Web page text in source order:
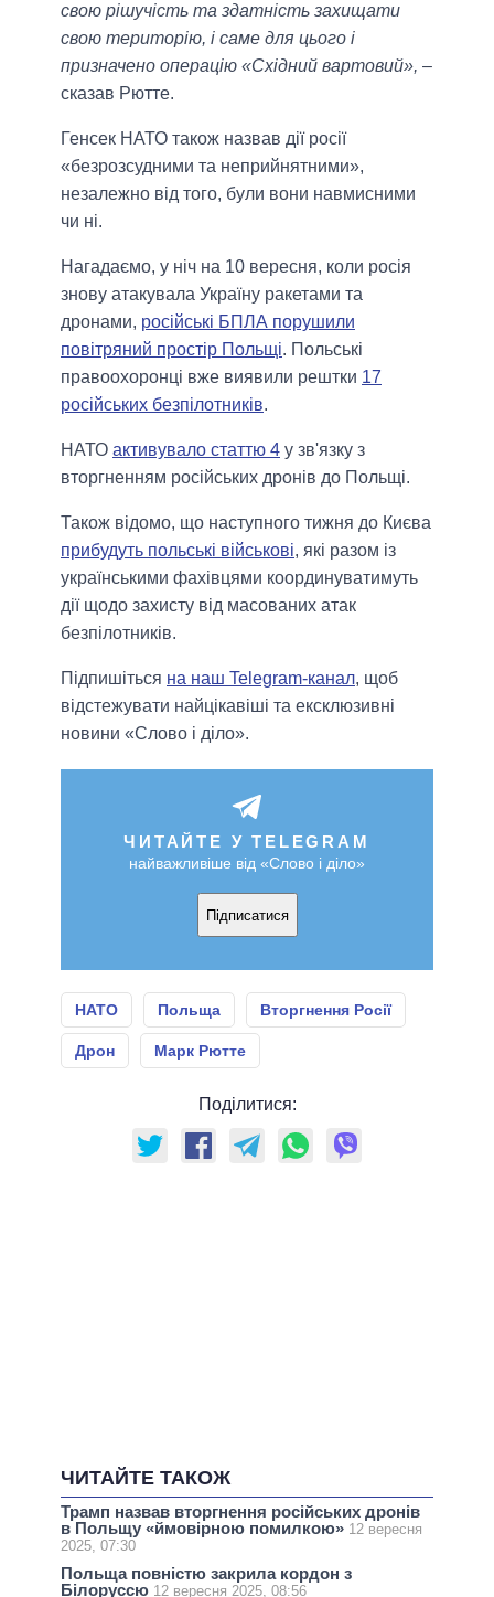
свою рішучість та здатність захищати
свою територію, і саме для цього і
призначено операцію «Східний вартовий», –
сказав Рютте.
Генсек НАТО також назвав дії росії
«безрозсудними та неприйнятними»,
незалежно від того, були вони навмисними
чи ні.
Нагадаємо, у ніч на 10 вересня, коли росія
знову атакувала Україну ракетами та
дронами, російські БПЛА порушили
повітряний простір Польщі. Польські
правоохоронці вже виявили рештки 17
російських безпілотників.
НАТО активувало статтю 4 у зв'язку з
вторгненням російських дронів до Польщі.
Також відомо, що наступного тижня до Києва
прибудуть польські військові, які разом із
українськими фахівцями координуватимуть
дії щодо захисту від масованих атак
безпілотників.
Підпишіться на наш Telegram-канал, щоб
відстежувати найцікавіші та ексклюзивні
новини «Слово і діло».
ЧИТАЙТЕ У TELEGRAM
найважливіше від «Слово і діло»
Підписатися
НАТО Польща Вторгнення Росії
Дрон Марк Рютте
Поділитися:
ЧИТАЙТЕ ТАКОЖ
Трамп назвав вторгнення російських дронів
в Польщу «ймовірною помилкою» 12 вересня
2025, 07:30
Польща повністю закрила кордон з
Білоруссю 12 вересня 2025, 08:56